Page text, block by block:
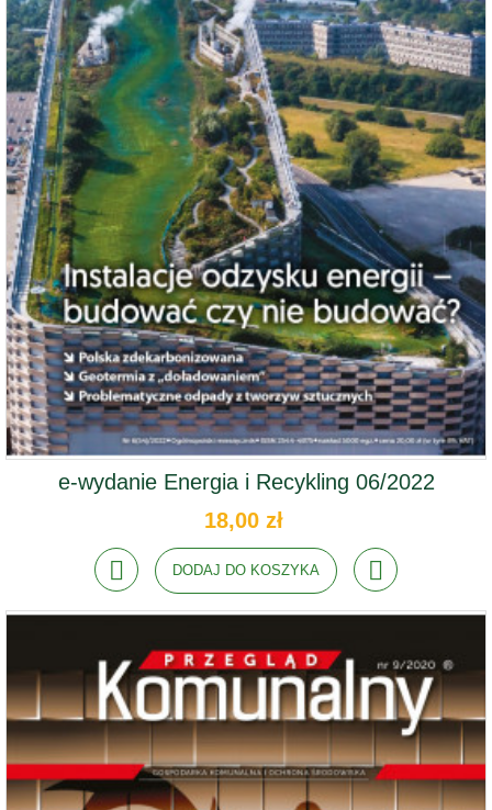
e-wydanie Energia i Recykling 06/2022
18,00 zł
DODAJ DO KOSZYKA